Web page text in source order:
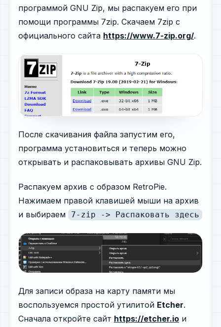
программой GNU Zip, мы распакуем его при
помощи программы 7zip. Скачаем 7zip c
официального сайта https://www.7-zip.org/.
После скачивания файла запустим его,
программа установиться и теперь можно
открывать и распаковывать архивы GNU Zip.
Распакуем архив с образом RetroPie.
Нажимаем правой клавишей мыши на архив
и выбираем
7-zip -> Распаковать здесь
Для записи образа на карту памяти мы
воспользуемся простой утилитой Etcher.
Сначала откройте сайт https://etcher.io и